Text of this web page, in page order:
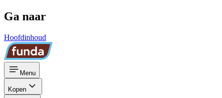
Ga naar
Hoofdinhoud
Menu
Kopen